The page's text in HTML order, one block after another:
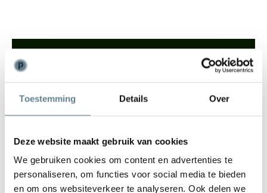
Toestemming Details Over
Deze website maakt gebruik van cookies
We gebruiken cookies om content en advertenties te
personaliseren, om functies voor social media te bieden
en om ons websiteverkeer te analyseren. Ook delen we
team!
Start chat
Mailinfo@polyesterplantenbakken.nl
Whatsapp0344-228104